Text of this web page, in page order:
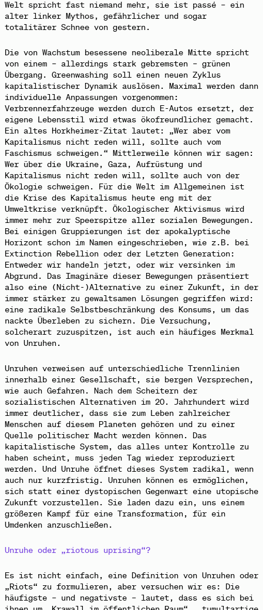
Welt spricht fast niemand mehr, sie ist passé – ein
alter linker Mythos, gefährlicher und sogar
totalitärer Schnee von gestern.
Die von Wachstum besessene neoliberale Mitte spricht
von einem – allerdings stark gebremsten – grünen
Übergang. Greenwashing soll einen neuen Zyklus
kapitalistischer Dynamik auslösen. Maximal werden dann
individuelle Anpassungen vorgenommen:
Verbrennerfahrzeuge werden durch E-Autos ersetzt, der
eigene Lebensstil wird etwas ökofreundlicher gemacht.
Ein altes Horkheimer-Zitat lautet: „Wer aber vom
Kapitalismus nicht reden will, sollte auch vom
Faschismus schweigen.“ Mittlerweile können wir sagen:
Wer über die Ukraine, Gaza, Aufrüstung und
Kapitalismus nicht reden will, sollte auch von der
Ökologie schweigen. Für die Welt im Allgemeinen ist
die Krise des Kapitalismus heute eng mit der
Umweltkrise verknüpft. Ökologischer Aktivismus wird
immer mehr zur Speerspitze aller sozialen Bewegungen.
Bei einigen Gruppierungen ist der apokalyptische
Horizont schon im Namen eingeschrieben, wie z.B. bei
Extinction Rebellion oder der Letzten Generation:
Entweder wir handeln jetzt, oder wir versinken im
Abgrund. Das Imaginäre dieser Bewegungen präsentiert
also eine (Nicht-)Alternative zu einer Zukunft, in der
immer stärker zu gewaltsamen Lösungen gegriffen wird:
eine radikale Selbstbeschränkung des Konsums, um das
nackte Überleben zu sichern. Die Versuchung,
solcherart zuzuspitzen, ist auch ein häufiges Merkmal
von Unruhen.
Unruhen verweisen auf unterschiedliche Trennlinien
innerhalb einer Gesellschaft, sie bergen Versprechen,
wie auch Gefahren. Nach dem Scheitern der
sozialistischen Alternativen im 20. Jahrhundert wird
immer deutlicher, dass sie zum Leben zahlreicher
Menschen auf diesem Planeten gehören und zu einer
Quelle politischer Macht werden können. Das
kapitalistische System, das alles unter Kontrolle zu
haben scheint, muss jeden Tag wieder reproduziert
werden. Und Unruhe öffnet dieses System radikal, wenn
auch nur kurzfristig. Unruhen können es ermöglichen,
sich statt einer dystopischen Gegenwart eine utopische
Zukunft vorzustellen. Sie laden dazu ein, uns einem
größeren Kampf für eine Transformation, für ein
Umdenken anzuschließen.
Unruhe oder „riotous uprising“?
Es ist nicht einfach, eine Definition von Unruhen oder
„Riots“ zu formulieren, aber versuchen wir es: Die
häufigste – und negativste – lautet, dass es sich bei